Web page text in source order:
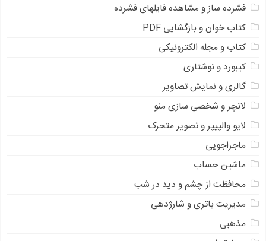
فشرده ساز و مشاهده فایلهای فشرده
کتاب خوان و بازگشایی PDF
کتاب و مجله الکترونیکی
کیبورد و نوشتاری
گالری و نمایش تصاویر
لانچر و شخصی سازی منو
لایو والپیپر و تصویر متحرک
ماجراجویی
ماشین حساب
محافظت از چشم و دید در شب
مدیریت باتری و شارژدهی
مذهبی